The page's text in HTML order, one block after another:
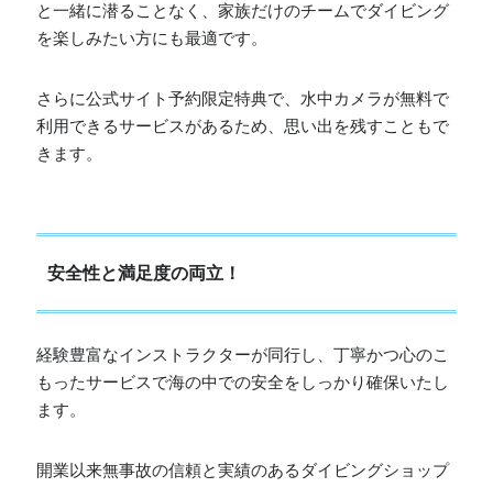
と一緒に潜ることなく、家族だけのチームでダイビング
を楽しみたい方にも最適です。
さらに公式サイト予約限定特典で、水中カメラが無料で
利用できるサービスがあるため、思い出を残すこともで
きます。
安全性と満足度の両立！
経験豊富なインストラクターが同行し、丁寧かつ心のこ
もったサービスで海の中での安全をしっかり確保いたし
ます。
開業以来無事故の信頼と実績のあるダイビングショップ